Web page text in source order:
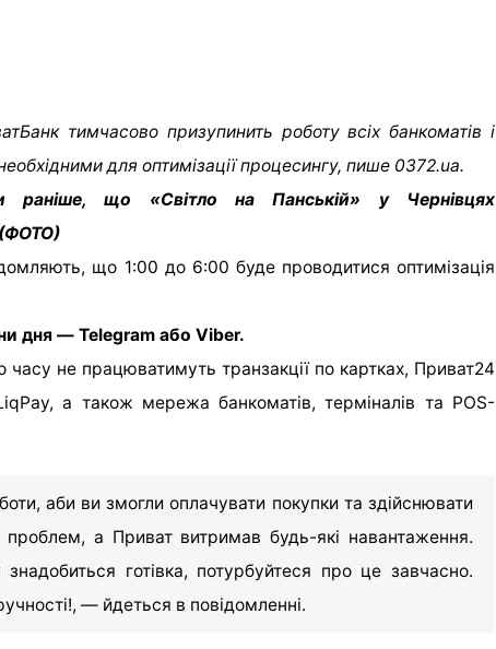
тимчасово призупинить роботу всіх банкоматів і
для оптимізації процесингу, пише 0372.ua.
раніше, що «Світло на Панській» у Чернівцях
(ФОТО)
що 1:00 до 6:00 буде проводитися оптимізація
дня — Telegram або Viber.
не працюватимуть транзакції по картках, Приват24
а також мережа банкоматів, терміналів та POS-
аби ви змогли оплачувати покупки та здійснювати
проблем, а Приват витримав будь-які навантаження.
готівка, потурбуйтеся про це завчасно.
— йдеться в повідомленні.